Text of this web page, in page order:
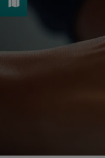
schließen